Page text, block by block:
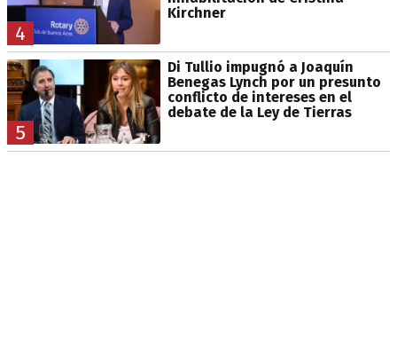
4
Kirchner
5
Di Tullio impugnó a Joaquín
Benegas Lynch por un presunto
conflicto de intereses en el
debate de la Ley de Tierras